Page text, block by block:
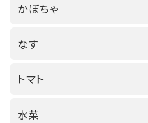
かぼちゃ
なす
トマト
水菜